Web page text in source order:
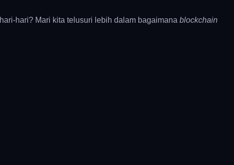
hari? Mari kita telusuri lebih dalam bagaimana blockchain